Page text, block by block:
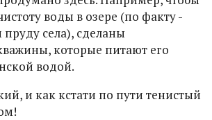
воды в озере (по факту -
села), сделаны
которые питают его
водой.
и как кстати по пути тенистый